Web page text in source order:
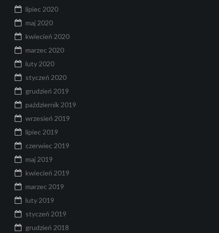
lipiec 2020
maj 2020
kwiecień 2020
marzec 2020
luty 2020
styczeń 2020
grudzień 2019
październik 2019
wrzesień 2019
lipiec 2019
czerwiec 2019
maj 2019
kwiecień 2019
marzec 2019
luty 2019
styczeń 2019
grudzień 2018